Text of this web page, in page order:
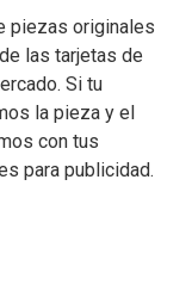
piezas originales
las tarjetas de
Si tu
la pieza y el
con tus
para publicidad.